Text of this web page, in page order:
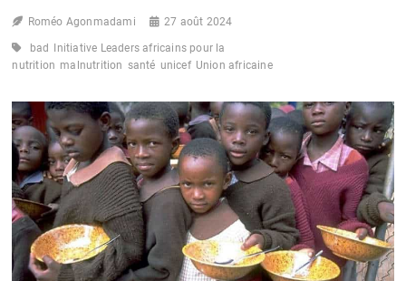
Roméo Agonmadami 27 août 2024
bad
Initiative Leaders africains pour la
nutrition malnutrition santé unicef Union africaine